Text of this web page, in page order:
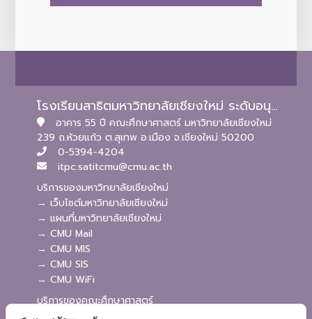
โรงเรียนสาธิตมหาวิทยาลัยเชียงใหม่ ระดับอนุบาลและประถมศึกษา
อาคาร 55 ปี คณะศึกษาศาสตร์ มหาวิทยาลัยเชียงใหม่
239 ถ.ห้วยแก้ว ต.สุเทพ อ.เมือง จ.เชียงใหม่ 50200
0-5394-4204
itpc.satitcmu@cmu.ac.th
บริการของมหาวิทยาลัยเชียงใหม่
→ เว็บไซต์มหาวิทยาลัยเชียงใหม่
→ แผนที่มหาวิทยาลัยเชียงใหม่
→ CMU Mail
→ CMU MIS
→ CMU SIS
→ CMU WiFi
บริการของคณะศึกษาศาสตร์
→ เว็บไซต์คณะศึกษาศาสตร์